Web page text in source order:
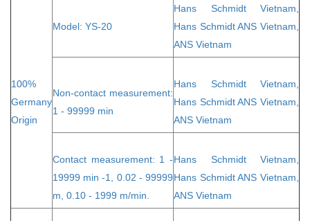
100%
Germany
Origin
Model: YS-20
Hans Schmidt Vietnam,
Hans Schmidt ANS Vietnam,
ANS Vietnam
Non-contact measurement:
1 - 99999 min
Hans Schmidt Vietnam,
Hans Schmidt ANS Vietnam,
ANS Vietnam
Contact measurement: 1 -
19999 min -1, 0.02 - 99999
m, 0.10 - 1999 m/min.
Hans Schmidt Vietnam,
Hans Schmidt ANS Vietnam,
ANS Vietnam